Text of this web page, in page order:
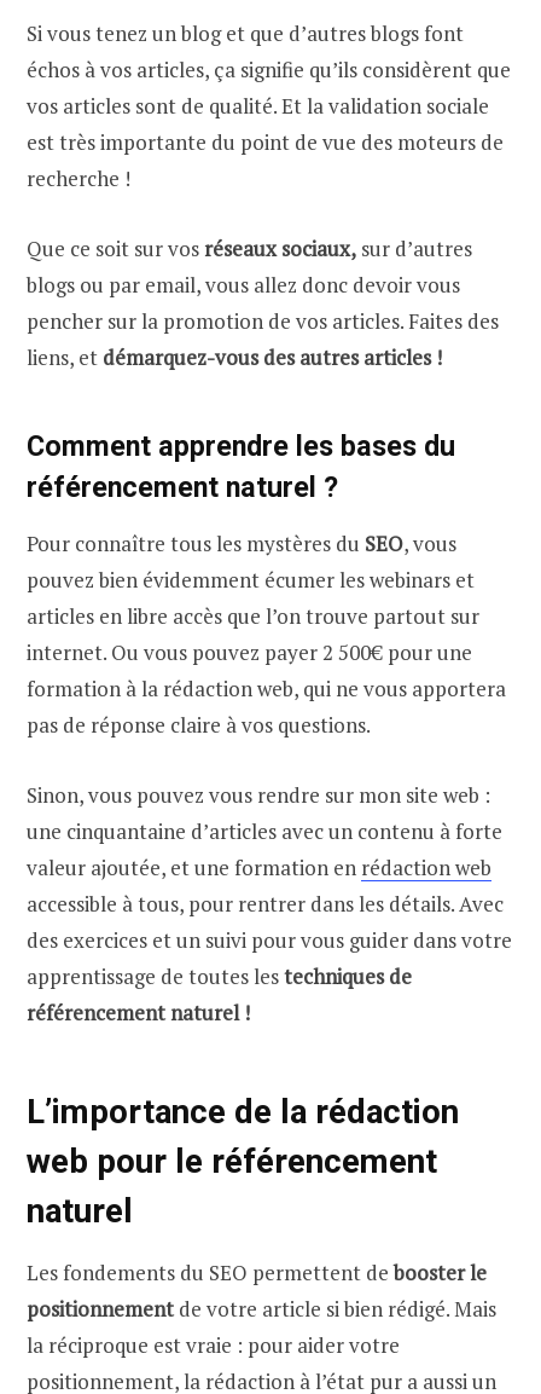
Si vous tenez un blog et que d’autres blogs font
échos à vos articles, ça signifie qu’ils considèrent que
vos articles sont de qualité. Et la validation sociale
est très importante du point de vue des moteurs de
recherche !
Que ce soit sur vos réseaux sociaux, sur d’autres
blogs ou par email, vous allez donc devoir vous
pencher sur la promotion de vos articles. Faites des
liens, et démarquez-vous des autres articles !
Comment apprendre les bases du
référencement naturel ?
Pour connaître tous les mystères du SEO, vous
pouvez bien évidemment écumer les webinars et
articles en libre accès que l’on trouve partout sur
internet. Ou vous pouvez payer 2 500€ pour une
formation à la rédaction web, qui ne vous apportera
pas de réponse claire à vos questions.
Sinon, vous pouvez vous rendre sur mon site web :
une cinquantaine d’articles avec un contenu à forte
valeur ajoutée, et une formation en rédaction web
accessible à tous, pour rentrer dans les détails. Avec
des exercices et un suivi pour vous guider dans votre
apprentissage de toutes lestechniques de
référencement naturel !
L’importance de la rédaction
web pour le référencement
naturel
Les fondements du SEO permettent debooster le
positionnementde votre article si bien rédigé. Mais
la réciproque est vraie : pour aider votre
positionnement, la rédaction à l’état pur a aussi un